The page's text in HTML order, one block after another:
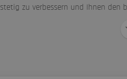
zu verbessern und Ihnen den